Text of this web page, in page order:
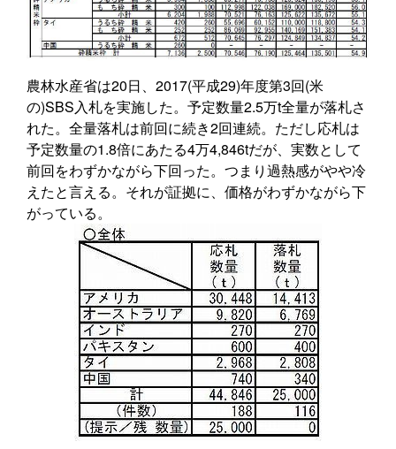
農林水産省は20日、2017(平成29)年度第3回(米
の)SBS入札を実施した。予定数量2.5万t全量が落札さ
れた。全量落札は前回に続き2回連続。ただし応札は
予定数量の1.8倍にあたる4万4,846tだが、実数として
前回をわずかながら下回った。つまり過熱感がやや冷
えたと言える。それが証拠に、価格がわずかながら下
がっている。